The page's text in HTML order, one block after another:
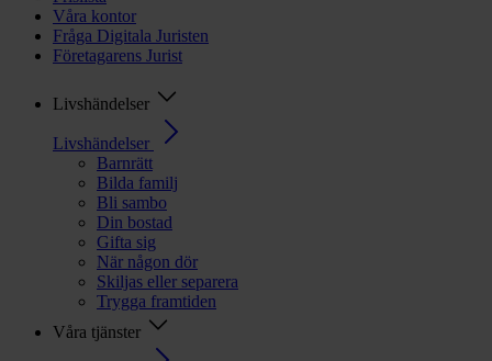
Våra kontor
Fråga Digitala Juristen
Företagarens Jurist
Livshändelser
Livshändelser
Barnrätt
Bilda familj
Bli sambo
Din bostad
Gifta sig
När någon dör
Skiljas eller separera
Trygga framtiden
Våra tjänster